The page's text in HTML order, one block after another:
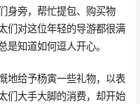
身旁，帮忙提包、购买物
们对这位年轻的导游都很满
知道如何逗人开心。
地给予杨寅一些礼物，以表
们大手大脚的消费，却开始